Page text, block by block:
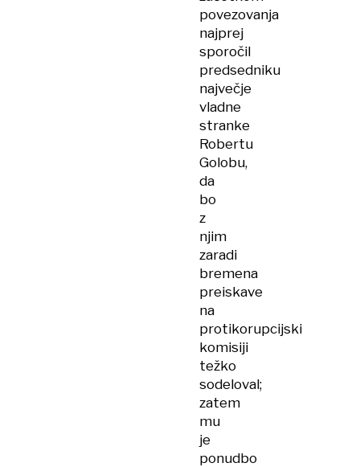
povezovanja
najprej
sporočil
predsedniku
največje
vladne
stranke
Robertu
Golobu,
da
bo
z
njim
zaradi
bremena
preiskave
na
protikorupcijski
komisiji
težko
sodeloval;
zatem
mu
je
ponudbo